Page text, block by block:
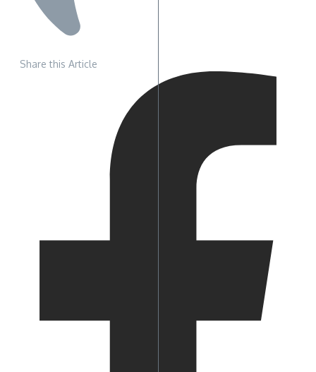
Share this Article